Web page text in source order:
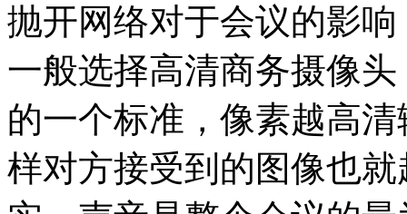
抛开网络对于会议的影
一般选择高清商务摄像
的一个标准，像素越高
样对方接受到的图像也